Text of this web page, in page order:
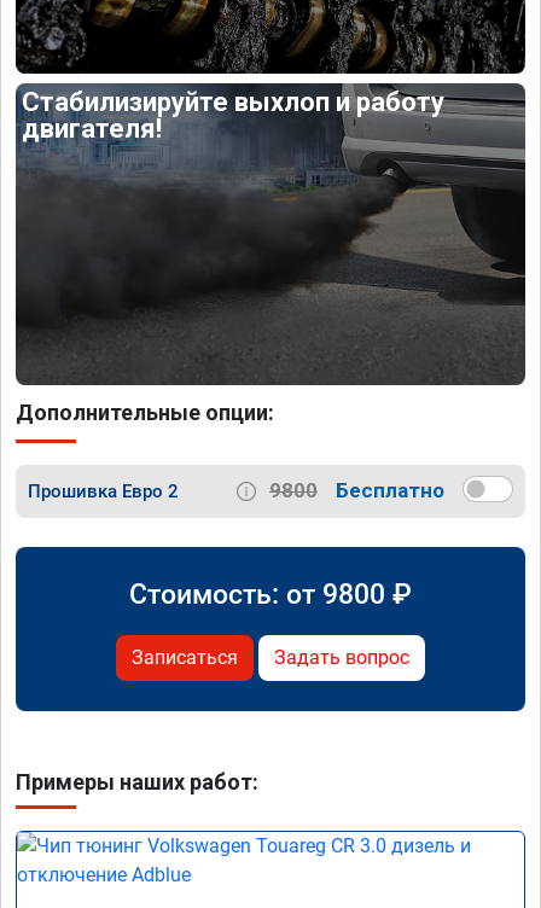
Стабилизируйте выхлоп и работу
двигателя!
Дополнительные опции:
Прошивка Евро 2 9800 Бесплатно
Стоимость: от 9800 ₽
Записаться Задать вопрос
Примеры наших работ: